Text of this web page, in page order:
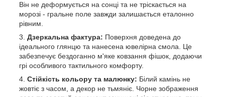
Він не деформується на сонці та не тріскається на
морозі - гральне поле завжди залишається еталонно
рівним.
Дзеркальна фактура: Поверхня доведена до
ідеального глянцю та нанесена ювелірна смола. Це
забезпечує бездоганно м'яке ковзання фішок, додаючи
грі особливого тактильного комфорту.
Стійкість кольору та малюнку: Білий камінь не
жовтіє з часом, а декор не тьмяніє. Чорне зображення